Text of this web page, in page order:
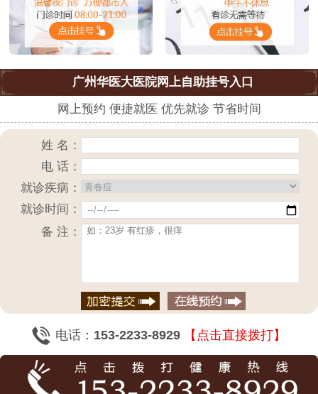
广州华医大医院网上自助挂号入口
网上预约 便捷就医 优先就诊 节省时间
姓 名：
电 话：
就诊疾病：
就诊时间：
备 注：
电话： 153-2233-8929 【点击直接拨打】